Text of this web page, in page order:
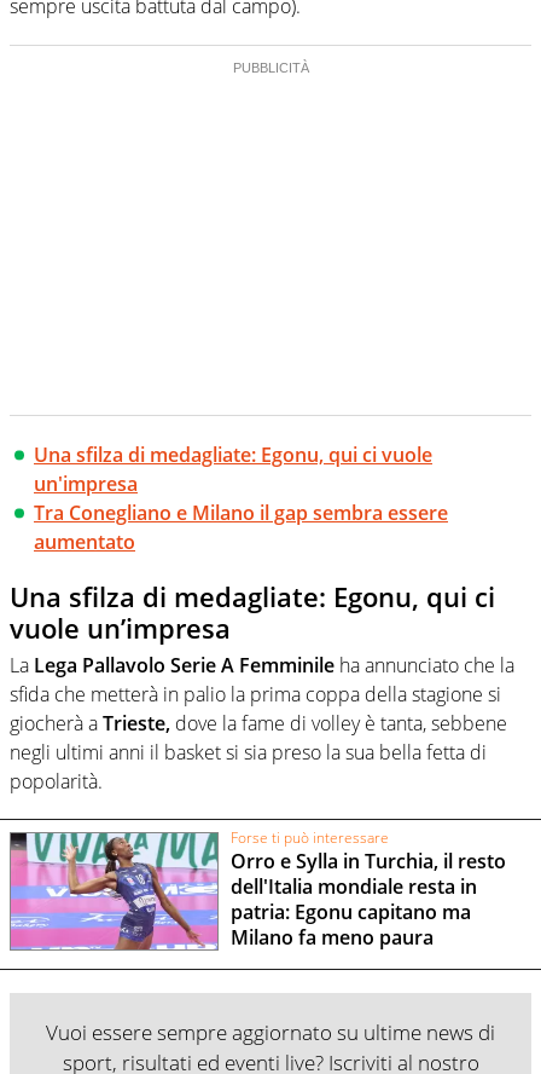
sempre uscita battuta dal campo).
Una sfilza di medagliate: Egonu, qui ci vuole
un'impresa
Tra Conegliano e Milano il gap sembra essere
aumentato
Una sfilza di medagliate: Egonu, qui ci
vuole un’impresa
La Lega Pallavolo Serie A Femminile ha annunciato che la
sfida che metterà in palio la prima coppa della stagione si
giocherà aTrieste, dove la fame di volley è tanta, sebbene
negli ultimi anni il basket si sia preso la sua bella fetta di
popolarità.
Forse ti può interessare
Orro e Sylla in Turchia, il resto
dell'Italia mondiale resta in
patria: Egonu capitano ma
Milano fa meno paura
Vuoi essere sempre aggiornato su ultime news di
sport, risultati ed eventi live? Iscriviti al nostro